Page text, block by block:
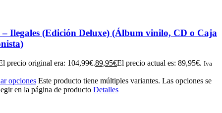
– Ilegales (Edición Deluxe) (Álbum vinilo, CD o Caja
precio original era: 104,99€.89,95€El precio actual es: 89,95€. Iva
opciones Este producto tiene múltiples variantes. Las opciones se
en la página de producto Detalles